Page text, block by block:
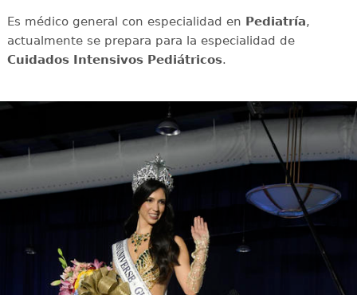
Es médico general con especialidad en Pediatría,
actualmente se prepara para la especialidad de
Cuidados Intensivos Pediátricos.